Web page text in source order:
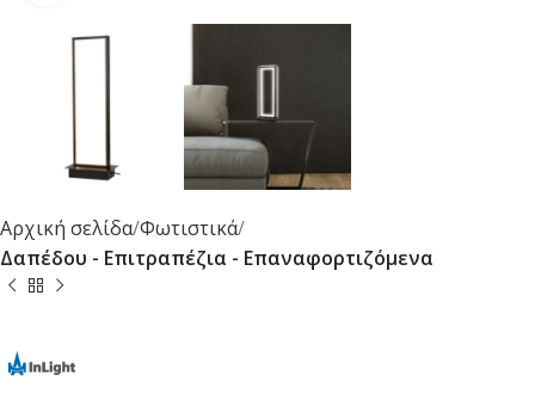
Αρχική σελίδα Φωτιστικά
Δαπέδου - Επιτραπέζια - Επαναφορτιζόμενα